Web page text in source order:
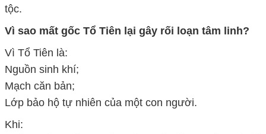
tộc.
Vì sao mất gốc Tổ Tiên lại gây rối loạn tâm linh?
Vì Tổ Tiên là:
Nguồn sinh khí;
Mạch căn bản;
Lớp bảo hộ tự nhiên của một con người.
Khi: